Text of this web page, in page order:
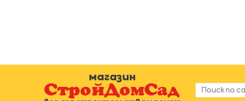
магазин